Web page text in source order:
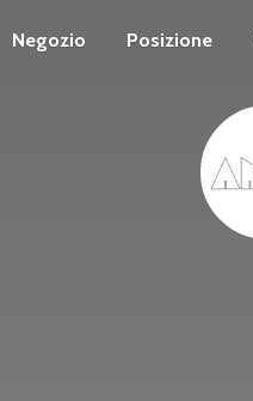
Negozio Posizione